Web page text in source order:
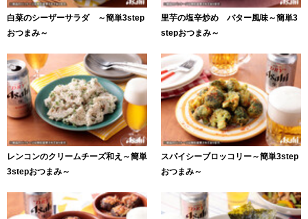
白菜のシーザーサラダ ～簡単3step
おつまみ～
里芋の塩辛炒め バター風味～簡単3
stepおつまみ～
レンコンのクリームチーズ和え～簡単
3stepおつまみ～
スパイシーブロッコリー～簡単3step
おつまみ～